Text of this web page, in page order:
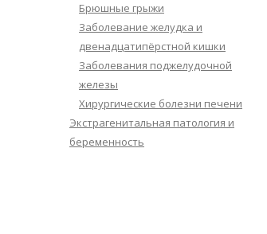
Брюшные грыжи
Заболевание желудка и
двенадцатипёрстной кишки
Заболевания поджелудочной
железы
Хирургические болезни печени
Экстрагенитальная патология и
беременность